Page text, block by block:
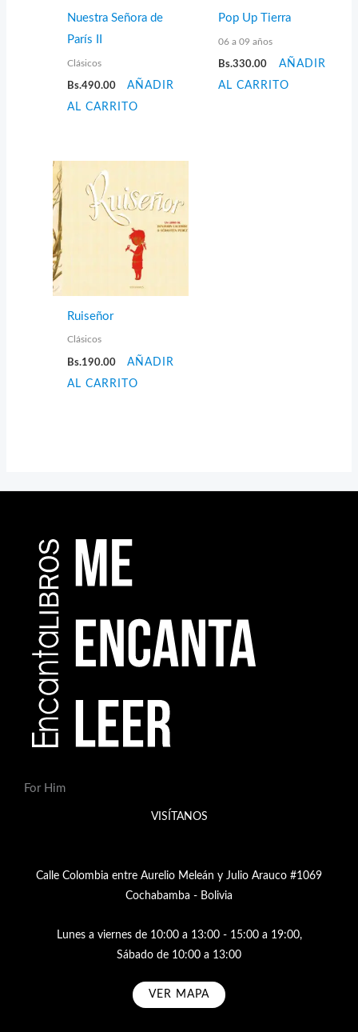
Nuestra Señora de
París II
Clásicos
Bs.490.00
AÑADIR
AL CARRITO
Pop Up Tierra
06 a 09 años
Bs.330.00
AÑADIR
AL CARRITO
Ruiseñor
Clásicos
Bs.190.00
AÑADIR
AL CARRITO
For Him
VISÍTANOS
Calle Colombia entre Aurelio Meleán y Julio Arauco #1069
Cochabamba - Bolivia
Lunes a viernes de 10:00 a 13:00 - 15:00 a 19:00,
Sábado de 10:00 a 13:00
VER MAPA